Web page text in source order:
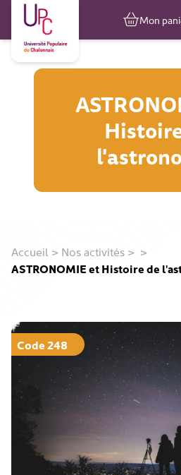
Mon
Accueil > Nos activités > >
ASTRONOMIE et Histoire de
Code 248